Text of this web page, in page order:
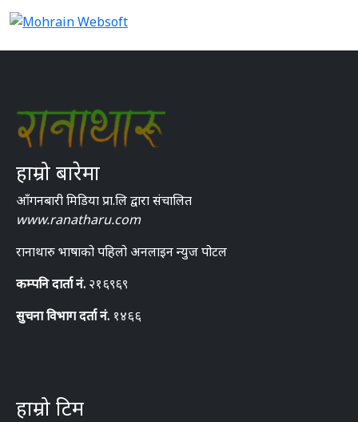
हाम्रो बारेमा
आँगनबारी मिडिया प्रा.लि द्वारा संचालित
www.ranatharu.com
रानाथारु भाषाको पहिलो अनलाइन न्युज पोटल
कम्पनि दार्ता नं. २१६९६९
सुचना विभाग दर्ता नं. १४६६
हाम्रो टिम